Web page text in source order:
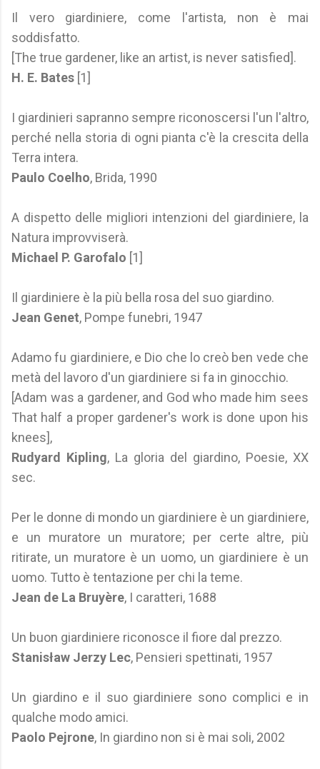
Il vero giardiniere, come l'artista, non è mai
soddisfatto.
[The true gardener, like an artist, is never satisfied].
H. E. Bates [1]
I giardinieri sapranno sempre riconoscersi l'un l'altro,
perché nella storia di ogni pianta c'è la crescita della
Terra intera.
Paulo Coelho, Brida, 1990
A dispetto delle migliori intenzioni del giardiniere, la
Natura improvviserà.
Michael P. Garofalo [1]
Il giardiniere è la più bella rosa del suo giardino.
Jean Genet, Pompe funebri, 1947
Adamo fu giardiniere, e Dio che lo creò ben vede che
metà del lavoro d'un giardiniere si fa in ginocchio.
[Adam was a gardener, and God who made him sees
That half a proper gardener's work is done upon his
knees],
Rudyard Kipling, La gloria del giardino, Poesie, XX
sec.
Per le donne di mondo un giardiniere è un giardiniere,
e un muratore un muratore; per certe altre, più
ritirate, un muratore è un uomo, un giardiniere è un
uomo. Tutto è tentazione per chi la teme.
Jean de La Bruyère, I caratteri, 1688
Un buon giardiniere riconosce il fiore dal prezzo.
Stanisław Jerzy Lec, Pensieri spettinati, 1957
Un giardino e il suo giardiniere sono complici e in
qualche modo amici.
Paolo Pejrone, In giardino non si è mai soli, 2002